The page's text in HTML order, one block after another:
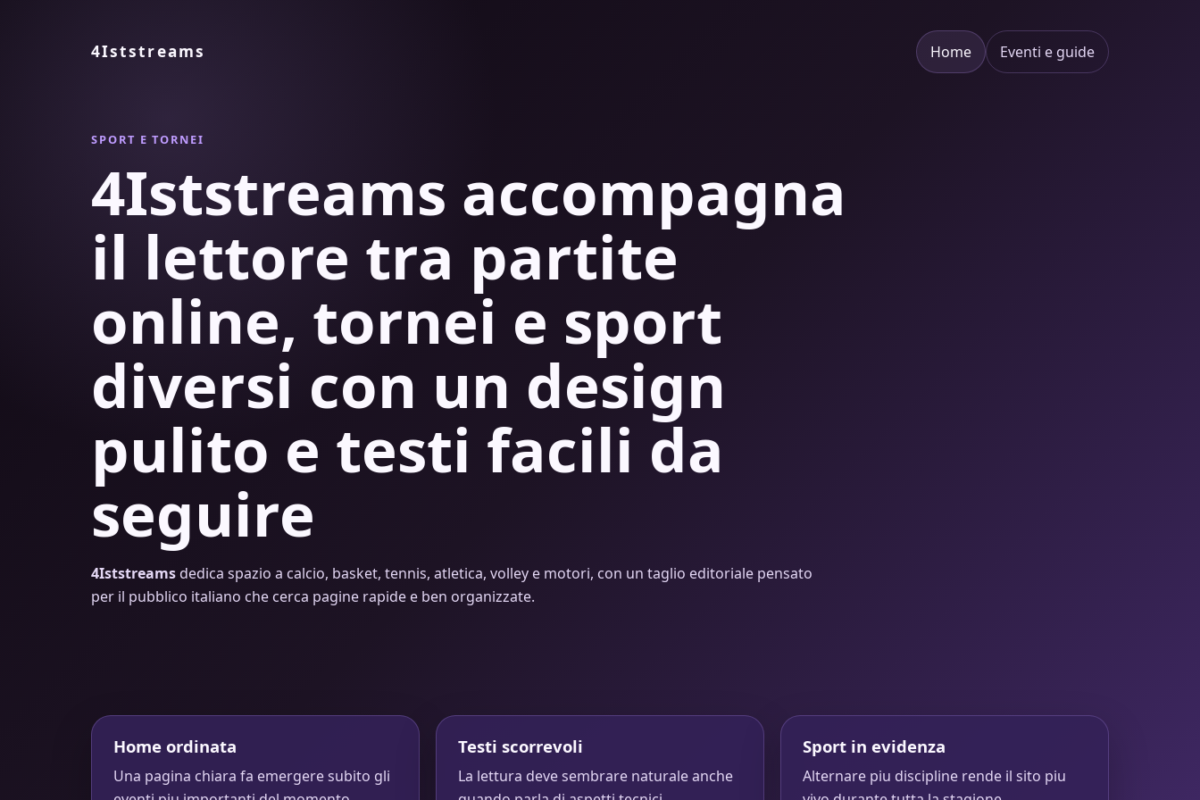
4Iststreams Home Eventi e guide
SPORT E TORNEI
4Iststreams accompagna
il lettore tra partite
online, tornei e sport
diversi con un design
pulito e testi facili da
seguire
4Iststreams dedica spazio a calcio, basket, tennis, atletica, volley e motori, con un taglio editoriale pensato
per il pubblico italiano che cerca pagine rapide e ben organizzate.
Home ordinata
Una pagina chiara fa emergere subito gli
Testi scorrevoli
La lettura deve sembrare naturale anche
Sport in evidenza
Alternare piu discipline rende il sito piu